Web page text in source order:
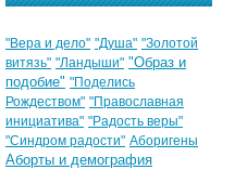
"Вера и дело" "Душа" "Золотой
витязь" "Ландыши" "Образ и
подобие" "Поделись
Рождеством" "Православная
инициатива" "Радость веры"
"Синдром радости" Аборигены
Аборты и демография